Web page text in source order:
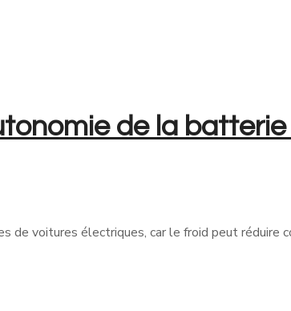
de la
de voitures électriques, car le froid peut réduire